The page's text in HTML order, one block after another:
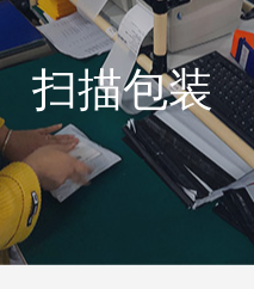
扫描包装